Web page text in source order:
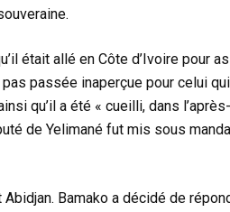
était allé en Côte d’Ivoire pour
passée inaperçue pour celui
qu’il a été « cueilli, dans
de Yelimané fut mis sous
Bamako a décidé de